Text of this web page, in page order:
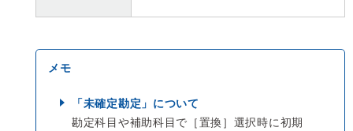
「未確定勘定」について
勘定科目や補助科目で［置換］選択時に初期